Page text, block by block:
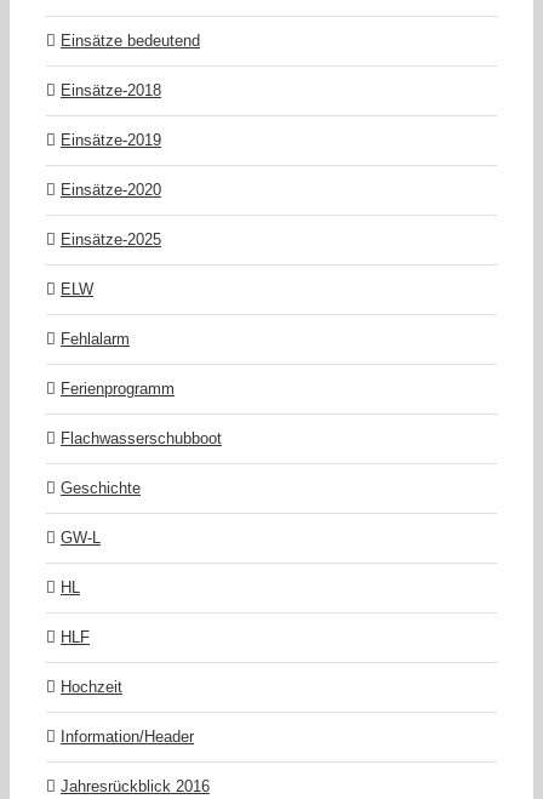
Einsätze bedeutend
Einsätze-2018
Einsätze-2019
Einsätze-2020
Einsätze-2025
ELW
Fehlalarm
Ferienprogramm
Flachwasserschubboot
Geschichte
GW-L
HL
HLF
Hochzeit
Information/Header
Jahresrückblick 2016